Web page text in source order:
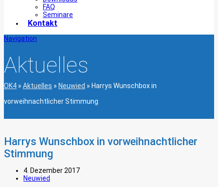
FAQ
Seminare
Kontakt
Navigation
Aktuelles
OK4 » Aktuelles » Neuwied » Harrys Wunschbox in
vorweihnachtlicher Stimmung
Harrys Wunschbox in vorweihnachtlicher
Stimmung
4. Dezember 2017
Neuwied